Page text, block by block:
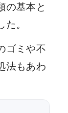
の基本と
。
ゴミや不
法もあわ